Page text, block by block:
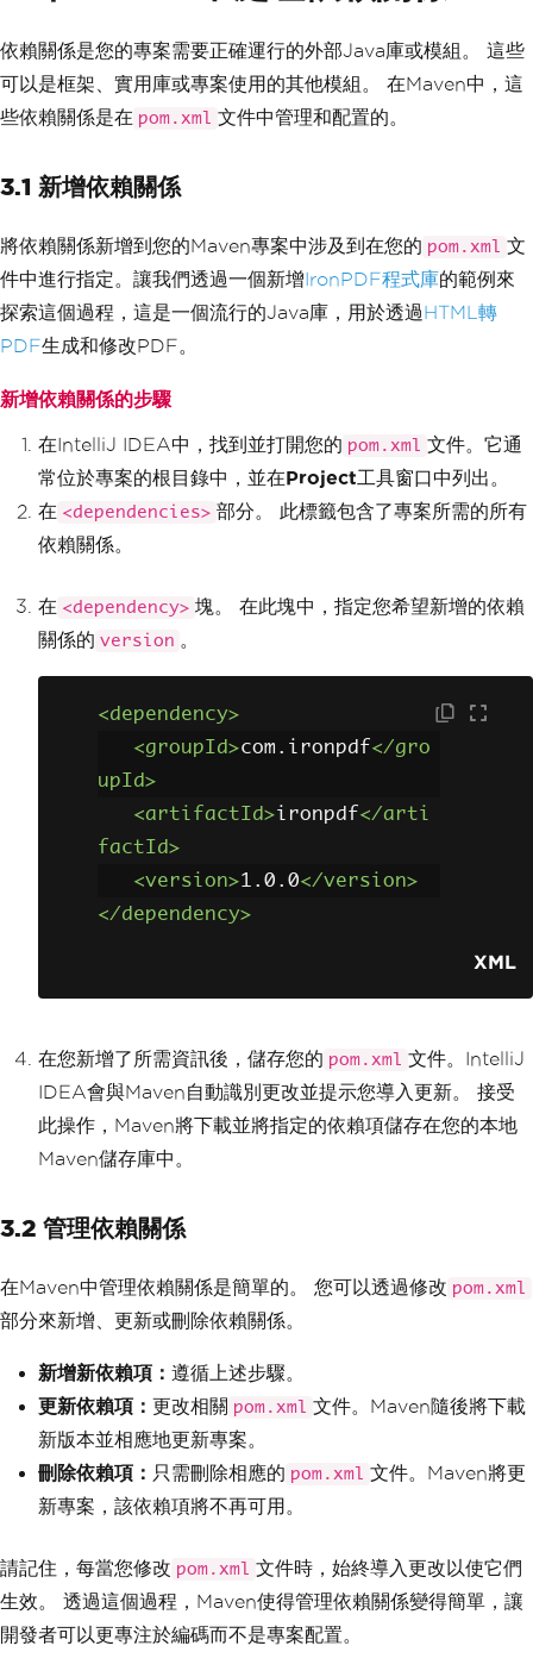
依賴關係是您的專案需要正確運行的外部Java庫或模組。 這些
可以是框架、實用庫或專案使用的其他模組。 在Maven中，這
些依賴關係是在 pom.xml 文件中管理和配置的。
3.1 新增依賴關係
將依賴關係新增到您的Maven專案中涉及到在您的 pom.xml
文
件中進行指定。讓我們透過一個新增IronPDF程式庫的範例來
探索這個過程，這是一個流行的Java庫，用於透過HTML轉
PDF生成和修改PDF。
新增依賴關係的步驟
在IntelliJ IDEA中，找到並打開您的 pom.xml
文件。它通
常位於專案的根目錄中，並在Project工具窗口中列出。
在 <dependencies> 部分。 此標籤包含了專案所需的所有
依賴關係。
在 <dependency> 塊。 在此塊中，指定您希望新增的依賴
關係的 version 。
<dependency>
<groupId>com.ironpdf</gro
upId>
<artifactId>ironpdf</arti
factId>
<version>1.0.0</version>
</dependency>
XML
在您新增了所需資訊後，儲存您的 pom.xml
文件。IntelliJ
IDEA會與Maven自動識別更改並提示您導入更新。 接受
此操作，Maven將下載並將指定的依賴項儲存在您的本地
Maven儲存庫中。
3.2 管理依賴關係
在Maven中管理依賴關係是簡單的。 您可以透過修改 pom.xml
部分來新增、更新或刪除依賴關係。
新增新依賴項： 遵循上述步驟。
更新依賴項： 更改相關 pom.xml
文件。Maven隨後將下載
新版本並相應地更新專案。
刪除依賴項： 只需刪除相應的 pom.xml
文件。Maven將更
新專案，該依賴項將不再可用。
請記住，每當您修改 pom.xml
文件時，始終導入更改以使它們
生效。 透過這個過程，Maven使得管理依賴關係變得簡單，讓
開發者可以更專注於編碼而不是專案配置。